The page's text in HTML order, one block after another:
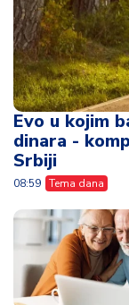
Evo u kojim
dinara -
Srbiji
08:59 Tema dana